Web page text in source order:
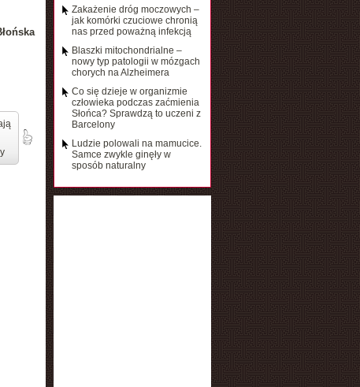
Zakażenie dróg moczowych –
jak komórki czuciowe chronią
nas przed poważną infekcją
Blaszki mitochondrialne –
nowy typ patologii w mózgach
chorych na Alzheimera
Co się dzieje w organizmie
człowieka podczas zaćmienia
Słońca? Sprawdzą to uczeni z
Barcelony
Ludzie polowali na mamucice.
Samce zwykle ginęły w
sposób naturalny